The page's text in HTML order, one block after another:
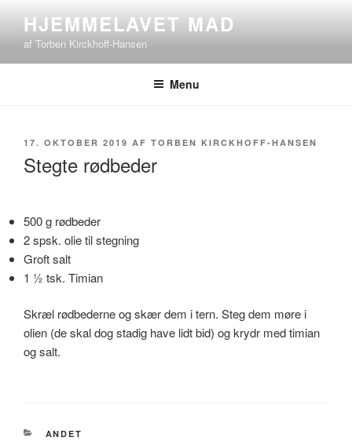
indhold
HJEMMELAVET MAD
af Torben Kirckhoff-Hansen
Menu
UDGIVET
17. OKTOBER 2019 AF TORBEN KIRCKHOFF-HANSEN
Stegte rødbeder
500 g rødbeder
2 spsk. olie til stegning
Groft salt
1 ½ tsk. Timian
Skræl rødbederne og skær dem i tern. Steg dem møre i
olien (de skal dog stadig have lidt bid) og krydr med timian
og salt.
KATEGORIER
ANDET